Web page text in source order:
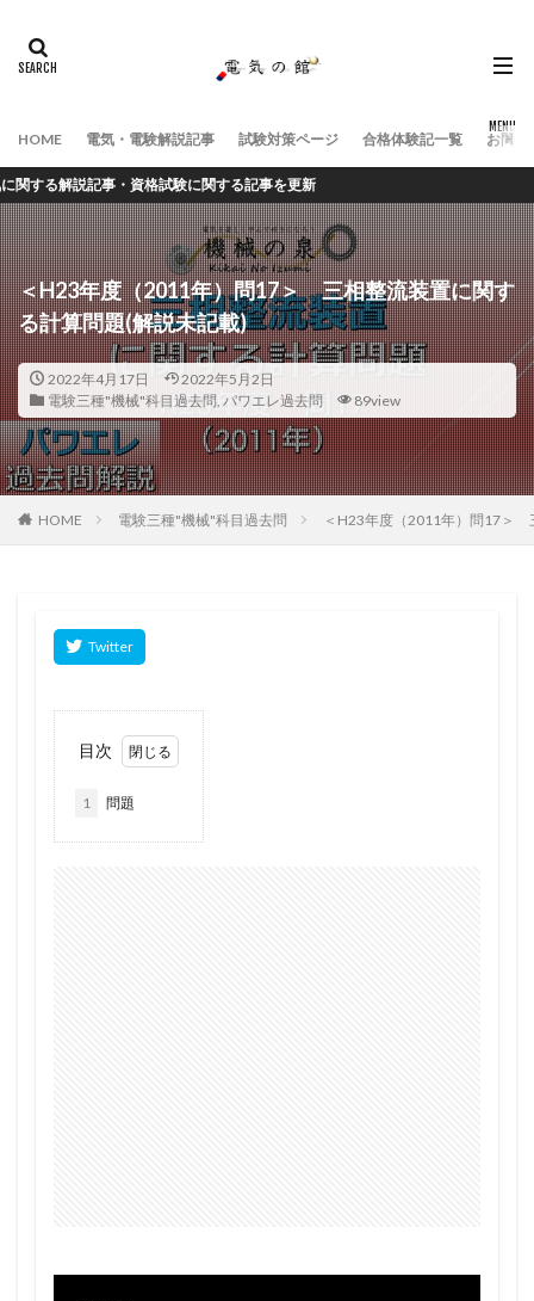
HOME 電気・電験解説記事 試験対策ページ 合格体験記一覧 お問い
解説記事・資格試験に関する記事を更新
＜H23年度（2011年）問17＞ 三相整流装置に関す
る計算問題(解説未記載)
2022年4月17日
2022年5月2日
電験三種"機械"科目過去問, パワエレ過去問 89view
HOME 電験三種"機械"科目過去問 ＜H23年度（2011年）問17＞
目次
1 問題